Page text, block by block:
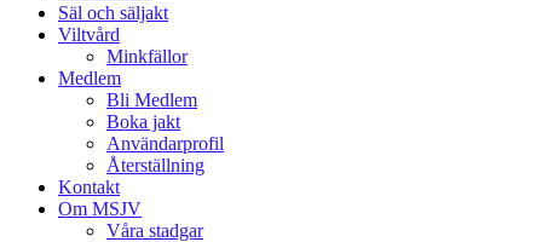
Säl och säljakt
Viltvård
Minkfällor
Medlem
Bli Medlem
Boka jakt
Användarprofil
Återställning
Kontakt
Om MSJV
Våra stadgar